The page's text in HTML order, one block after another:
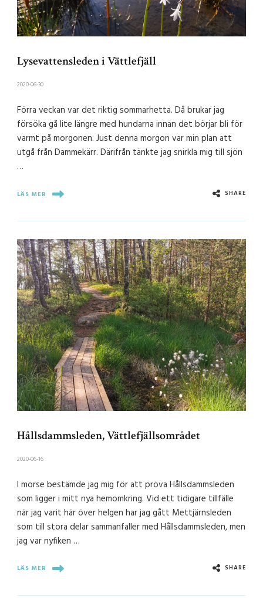
Lysevattensleden i Vättlefjäll
2020-06-30
Förra veckan var det riktig sommarhetta. Då brukar jag
försöka gå lite längre med hundarna innan det börjar bli för
varmt på morgonen. Just denna morgon var min plan att
utgå från Dammekärr. Därifrån tänkte jag snirkla mig till sjön
…
LÄS MER SHARE
Hållsdammsleden, Vättlefjällsområdet
2020-06-16
I morse bestämde jag mig för att pröva Hållsdammsleden
som ligger i mitt nya hemomkring. Vid ett tidigare tillfälle
när jag varit här över helgen har jag gått Mettjärnsleden
som till stora delar sammanfaller med Hållsdammsleden, men
jag var nyfiken …
LÄS MER SHARE